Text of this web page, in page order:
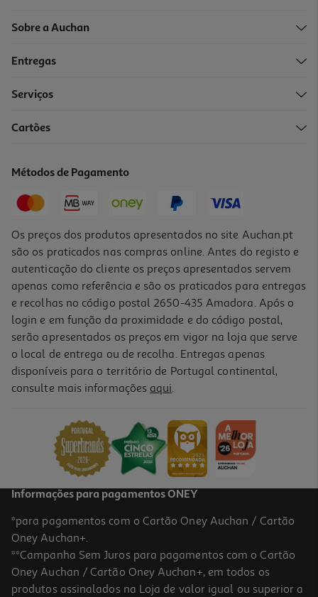
Sobre a Auchan
Entregas
Serviços
Cartões
Métodos de Pagamento
Os preços dos produtos apresentados no site Auchan.pt
são os praticados nas compras online. Antes do registo e
autenticação do cliente os preços apresentados servem
apenas como referência e são os praticados para entregas
e recolhas no código postal 2650-435 Amadora. Após o
login e em função da proximidade e do código postal,
serão apresentados os preços em vigor na loja que serve
o local de entrega ou de recolha. Entregas apenas
disponíveis para o território de Portugal continental,
consulte mais informações aqui.
Informações para pagamentos ONEY
*para pagamentos com o Cartão Oney Auchan / Cartão
Oney Auchan+.
**Campanha Sem Juros para pagamentos com o Cartão
Oney Auchan / Cartão Oney Auchan+, em todos os
produtos assinalados na Loja de valor igual ou superior a